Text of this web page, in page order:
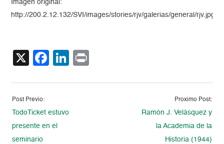
Imagen original:
http://200.2.12.132/SVI/images/stories/rjv/galerias/general/rjv.jpg
X Facebook
LinkedIn
Post Previo:
TodoTicket estuvo
presente en el
seminario
Proximo Post:
Ramón J. Velásquez y
la Academia de la
Historia (1944)